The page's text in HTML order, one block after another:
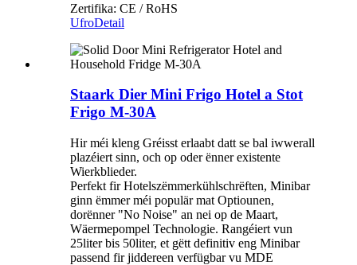
Zertifika: CE / RoHS
UfroDetail
Staark Dier Mini Frigo Hotel a Stot
Frigo M-30A
Hir méi kleng Gréisst erlaabt datt se bal iwwerall
plazéiert sinn, och op oder ënner existente
Wierkblieder.
Perfekt fir Hotelszëmmerkühlschrëften, Minibar
ginn ëmmer méi populär mat Optiounen,
dorënner "No Noise" an nei op de Maart,
Wäermepompel Technologie. Rangéiert vun
25liter bis 50liter, et gëtt definitiv eng Minibar
passend fir jiddereen verfügbar vu MDE